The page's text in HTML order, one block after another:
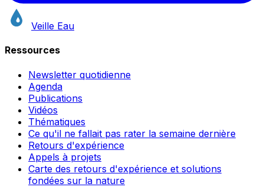
Veille Eau
Ressources
Newsletter quotidienne
Agenda
Publications
Vidéos
Thématiques
Ce qu'il ne fallait pas rater la semaine dernière
Retours d'expérience
Appels à projets
Carte des retours d'expérience et solutions
fondées sur la nature